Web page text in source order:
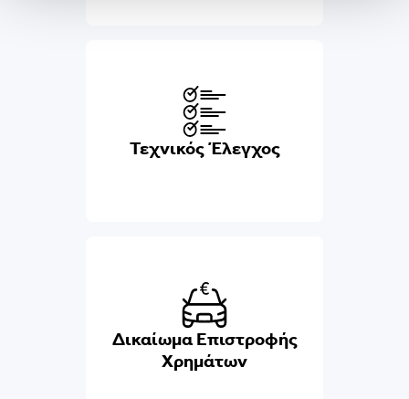
Τεχνικός Έλεγχος
Δικαίωμα Επιστροφής
Χρημάτων